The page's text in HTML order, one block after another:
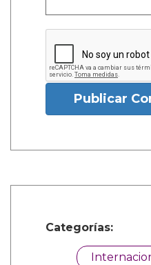
Publicar
Categorías: